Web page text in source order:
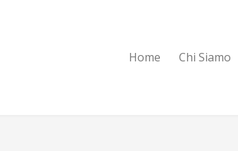
Home Chi Siamo